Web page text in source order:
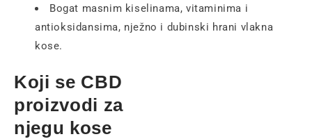
Bogat masnim kiselinama, vitaminima i
antioksidansima, nježno i dubinski hrani vlakna
kose.
Koji se CBD
proizvodi za
njegu kose